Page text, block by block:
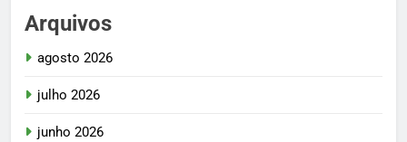
Arquivos
agosto 2026
julho 2026
junho 2026